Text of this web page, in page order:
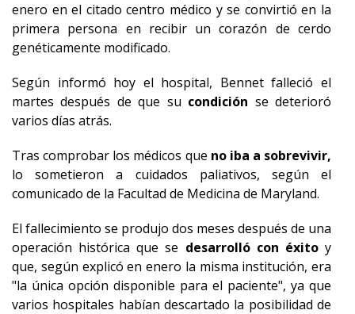
enero en el citado centro médico y se convirtió en la
primera persona en recibir un corazón de cerdo
genéticamente modificado.
Según informó hoy el hospital, Bennet falleció el
martes después de que su condición se deterioró
varios días atrás.
Tras comprobar los médicos que no iba a sobrevivir,
lo sometieron a cuidados paliativos, según el
comunicado de la Facultad de Medicina de Maryland.
El fallecimiento se produjo dos meses después de una
operación histórica que se desarrolló con éxitoy
que, según explicó en enero la misma institución, era
"la única opción disponible para el paciente", ya que
varios hospitales habían descartado la posibilidad de